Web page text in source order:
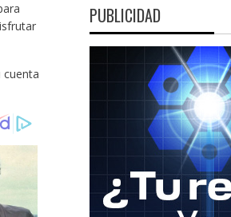
cuenta
PUBLICIDAD